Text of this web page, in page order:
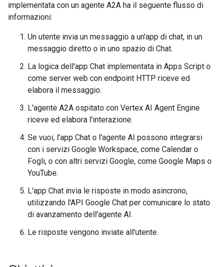
implementata con un agente A2A ha il seguente flusso di
informazioni:
Un utente invia un messaggio a un'app di chat, in un
messaggio diretto o in uno spazio di Chat.
La logica dell'app Chat implementata in Apps Script o
come server web con endpoint HTTP riceve ed
elabora il messaggio.
L'agente A2A ospitato con Vertex AI Agent Engine
riceve ed elabora l'interazione.
Se vuoi, l'app Chat o l'agente AI possono integrarsi
con i servizi Google Workspace, come Calendar o
Fogli, o con altri servizi Google, come Google Maps o
YouTube.
L'app Chat invia le risposte in modo asincrono,
utilizzando l'API Google Chat per comunicare lo stato
di avanzamento dell'agente AI.
Le risposte vengono inviate all'utente.